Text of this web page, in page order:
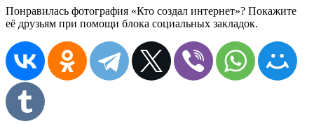
Понравилась фотография «Кто создал интернет»? Покажите
её друзьям при помощи блока социальных закладок.